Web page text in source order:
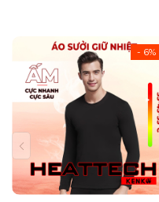
- 6%